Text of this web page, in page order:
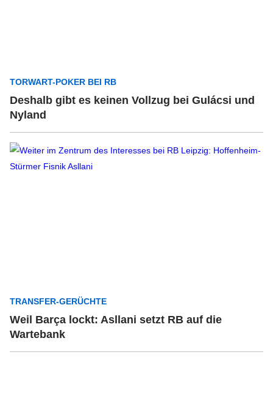
TORWART-POKER BEI RB
Deshalb gibt es keinen Vollzug bei Gulácsi und
Nyland
TRANSFER-GERÜCHTE
Weil Barça lockt: Asllani setzt RB auf die
Wartebank